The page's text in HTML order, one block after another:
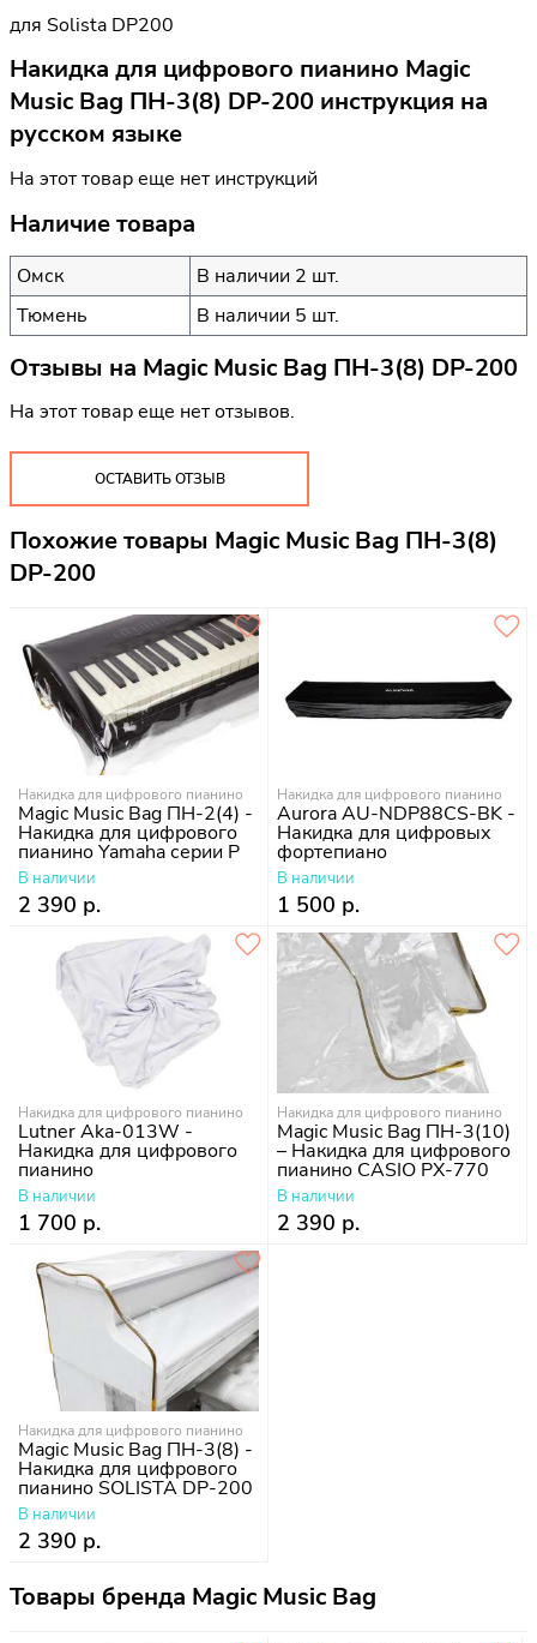
для Solista DP200
Накидка для цифрового пианино Magic
Music Bag ПН-3(8) DP-200 инструкция на
русском языке
На этот товар еще нет инструкций
Наличие товара
Омск
В наличии 2 шт.
Тюмень
В наличии 5 шт.
Отзывы на Magic Music Bag ПН-3(8) DP-200
На этот товар еще нет отзывов.
ОСТАВИТЬ ОТЗЫВ
Похожие товары Magic Music Bag ПН-3(8)
DP-200
Накидка для цифрового пианино
Magic Music Bag ПН-2(4) -
Накидка для цифрового
пианино Yamaha серии P
В наличии
2 390 р.
Накидка для цифрового пианино
Aurora AU-NDP88CS-BK -
Накидка для цифровых
фортепиано
В наличии
1 500 р.
Накидка для цифрового пианино
Lutner Aka-013W -
Накидка для цифрового
пианино
В наличии
1 700 р.
Накидка для цифрового пианино
Magic Music Bag ПН-3(10)
– Накидка для цифрового
пианино CASIO PX-770
В наличии
2 390 р.
Накидка для цифрового пианино
Magic Music Bag ПН-3(8) -
Накидка для цифрового
пианино SOLISTA DP-200
В наличии
2 390 р.
Товары бренда Magic Music Bag